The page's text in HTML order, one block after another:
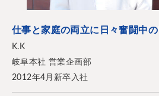
仕事と家庭の両立に日々奮闘中
K.K
岐阜本社 営業企画部
2012年4月新卒入社